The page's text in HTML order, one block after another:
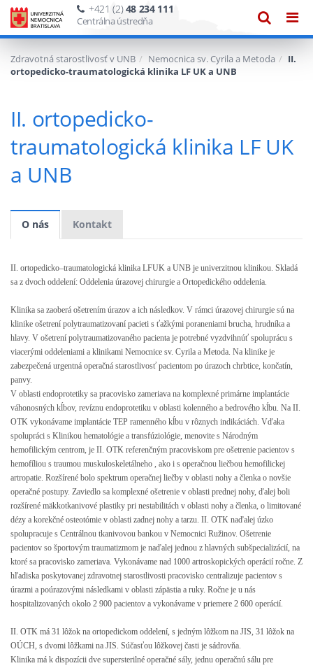
+421 (2)48 234 111
Centrálna ústredňa
Zdravotná starostlivosť v UNB Nemocnica sv. Cyrila a Metoda
II.
ortopedicko-traumatologická klinika LF UK a UNB
II. ortopedicko-
traumatologická klinika LF UK
a UNB
O nás Kontakt
II. ortopedicko–traumatologická klinika LFUK a UNB je univerzitnou klinikou. Skladá
sa z dvoch oddelení: Oddelenia úrazovej chirurgie a Ortopedického oddelenia.
Klinika sa zaoberá ošetrením úrazov a ich následkov. V rámci úrazovej chirurgie sú na
klinike ošetrení polytraumatizovaní pacieti s ťažkými poraneniami brucha, hrudníka a
hlavy. V ošetrení polytraumatizovaného pacienta je potrebné vyzdvihnúť spoluprácu s
viacerými oddeleniami a klinikami Nemocnice sv. Cyrila a Metoda. Na klinike je
zabezpečená urgentná operačná starostlivosť pacientom po úrazoch chrbtice, končatín,
panvy.
V oblasti endoprotetiky sa pracovisko zameriava na komplexné primárne implantácie
váhonosných kĺbov, revíznu endoprotetiku v oblasti kolenného a bedrového kĺbu. Na II.
OTK vykonávame implantácie TEP ramenného kĺbu v rôznych indikáciách. Vďaka
spolupráci s Klinikou hematológie a transfúziológie, menovite s Národným
hemofilickým centrom, je II. OTK referenčným pracoviskom pre ošetrenie pacientov s
hemofíliou s traumou muskuloskeletálneho , ako i s operačnou liečbou hemofilickej
artropatie. Rozšírené bolo spektrum operačnej liečby v oblasti nohy a členka o novšie
operačné postupy. Zaviedlo sa komplexné ošetrenie v oblasti prednej nohy, ďalej boli
rozšírené mäkkotkanivové plastiky pri nestabilitách v oblasti nohy a členka, o limitované
dézy a korekčné osteotómie v oblasti zadnej nohy a tarzu. II. OTK naďalej úzko
spolupracuje s Centrálnou tkanivovou bankou v Nemocnici Ružinov. Ošetrenie
pacientov so športovým traumatizmom je naďalej jednou z hlavných subšpecializácií, na
ktoré sa pracovisko zameriava. Vykonávame nad 1000 artroskopických operácií ročne. Z
hľadiska poskytovanej zdravotnej starostlivosti pracovisko centralizuje pacientov s
úrazmi a poúrazovými následkami v oblasti zápästia a ruky. Ročne je u nás
hospitalizovaných okolo 2 900 pacientov a vykonávame v priemere 2 600 operácií.
II. OTK má 31 lôžok na ortopedickom oddelení, s jedným lôžkom na JIS, 31 lôžok na
OÚCH, s dvomi lôžkami na JIS. Súčasťou lôžkovej časti je sádrovňa.
Klinika má k dispozícii dve supersterilné operačné sály, jednu operačnú sálu pre